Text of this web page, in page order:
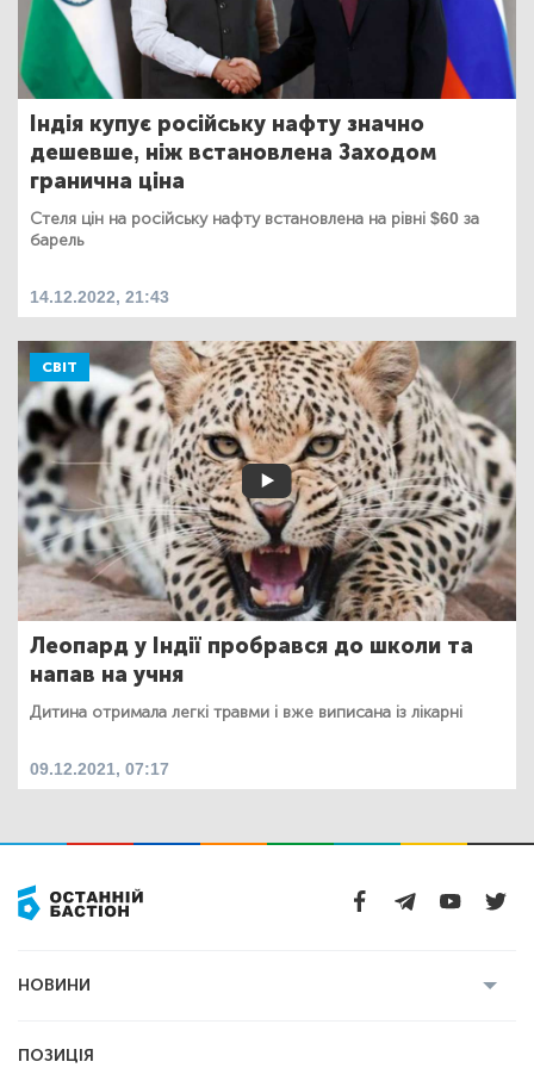
Індія купує російську нафту значно
дешевше, ніж встановлена Заходом
гранична ціна
Стеля цін на російську нафту встановлена на рівні $60 за
барель
14.12.2022, 21:43
СВІТ
Леопард у Індії пробрався до школи та
напав на учня
Дитина отримала легкі травми і вже виписана із лікарні
09.12.2021, 07:17
НОВИНИ
ПОЗИЦІЯ